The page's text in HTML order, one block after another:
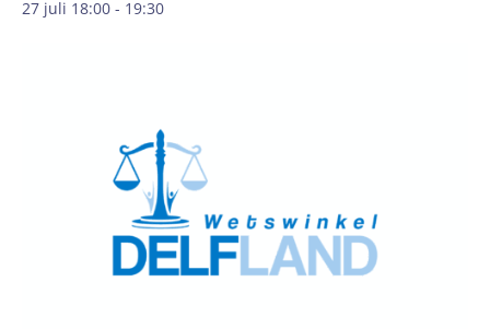
27 juli 18:00 - 19:30